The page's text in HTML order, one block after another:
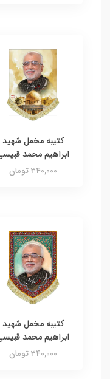
کتیبه مخمل شهید
ابراهیم محمد
340,000 تومان
کتیبه مخمل شهید
ابراهیم محمد
340,000 تومان